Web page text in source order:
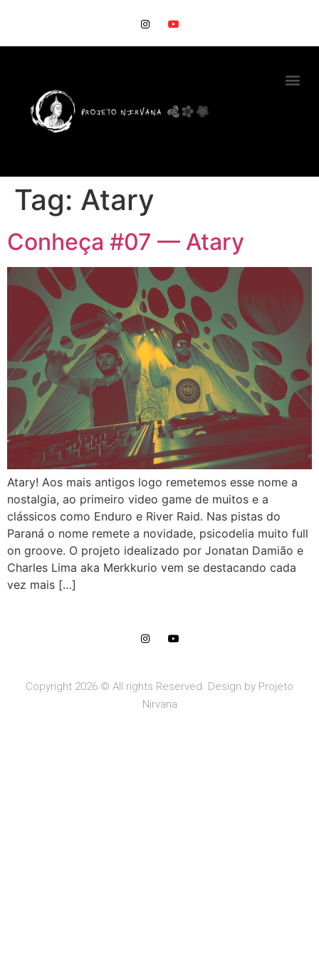
Tag: Atary
Conheça #07 — Atary
Atary! Aos mais antigos logo remetemos esse nome a
nostalgia, ao primeiro video game de muitos e a
clássicos como Enduro e River Raid. Nas pistas do
Paraná o nome remete a novidade, psicodelia muito full
on groove. O projeto idealizado por Jonatan Damião e
Charles Lima aka Merkkurio vem se destacando cada
vez mais […]
Copyright 2026 © All rights Reserved. Design by Projeto
Nirvana